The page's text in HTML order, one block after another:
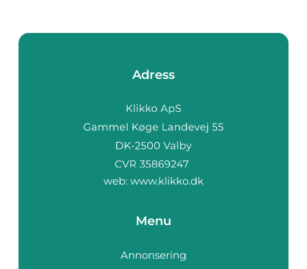
Adress
web: www.klikko.dk
Menu
Annonsering